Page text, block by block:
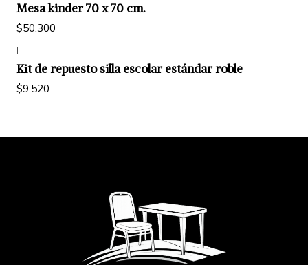
Mesa kinder 70 x 70 cm.
$50.300
|
Kit de repuesto silla escolar estándar roble
$9.520